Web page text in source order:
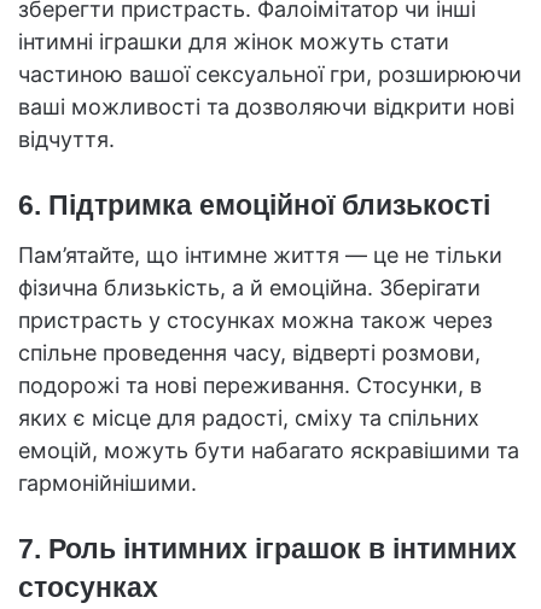
зберегти пристрасть. Фалоімітатор чи інші
інтимні іграшки для жінок можуть стати
частиною вашої сексуальної гри, розширюючи
ваші можливості та дозволяючи відкрити нові
відчуття.
6. Підтримка емоційної близькості
Пам’ятайте, що інтимне життя — це не тільки
фізична близькість, а й емоційна. Зберігати
пристрасть у стосунках можна також через
спільне проведення часу, відверті розмови,
подорожі та нові переживання. Стосунки, в
яких є місце для радості, сміху та спільних
емоцій, можуть бути набагато яскравішими та
гармонійнішими.
7. Роль інтимних іграшок в інтимних
стосунках